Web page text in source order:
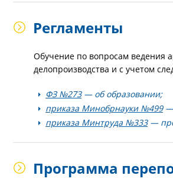
Регламенты
Обучение по вопросам ведения
делопроизводства и с учетом
ФЗ №273— об образовании;
приказа Минобрнауки №499—
приказа Минтруда №333—
Программа